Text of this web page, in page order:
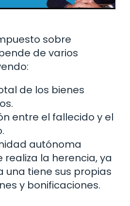
sobre
de varios
de los bienes
entre el fallecido y el
autónoma
realiza la herencia, ya
una tiene sus propias
y bonificaciones.